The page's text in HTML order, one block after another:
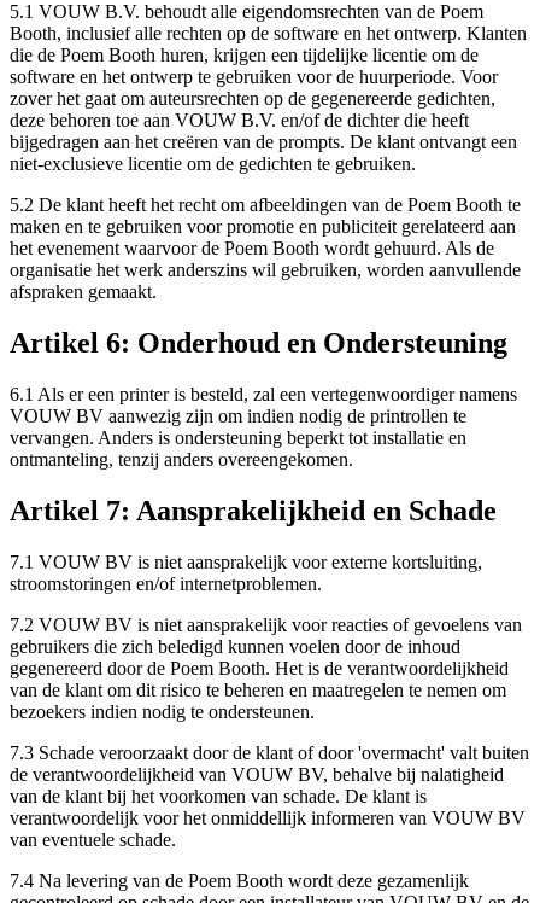
5.1 VOUW B.V. behoudt alle eigendomsrechten van de Poem
Booth, inclusief alle rechten op de software en het ontwerp. Klanten
die de Poem Booth huren, krijgen een tijdelijke licentie om de
software en het ontwerp te gebruiken voor de huurperiode. Voor
zover het gaat om auteursrechten op de gegenereerde gedichten,
deze behoren toe aan VOUW B.V. en/of de dichter die heeft
bijgedragen aan het creëren van de prompts. De klant ontvangt een
niet-exclusieve licentie om de gedichten te gebruiken.
5.2 De klant heeft het recht om afbeeldingen van de Poem Booth te
maken en te gebruiken voor promotie en publiciteit gerelateerd aan
het evenement waarvoor de Poem Booth wordt gehuurd. Als de
organisatie het werk anderszins wil gebruiken, worden aanvullende
afspraken gemaakt.
Artikel 6: Onderhoud en Ondersteuning
6.1 Als er een printer is besteld, zal een vertegenwoordiger namens
VOUW BV aanwezig zijn om indien nodig de printrollen te
vervangen. Anders is ondersteuning beperkt tot installatie en
ontmanteling, tenzij anders overeengekomen.
Artikel 7: Aansprakelijkheid en Schade
7.1 VOUW BV is niet aansprakelijk voor externe kortsluiting,
stroomstoringen en/of internetproblemen.
7.2 VOUW BV is niet aansprakelijk voor reacties of gevoelens van
gebruikers die zich beledigd kunnen voelen door de inhoud
gegenereerd door de Poem Booth. Het is de verantwoordelijkheid
van de klant om dit risico te beheren en maatregelen te nemen om
bezoekers indien nodig te ondersteunen.
7.3 Schade veroorzaakt door de klant of door 'overmacht' valt buiten
de verantwoordelijkheid van VOUW BV, behalve bij nalatigheid
van de klant bij het voorkomen van schade. De klant is
verantwoordelijk voor het onmiddellijk informeren van VOUW BV
van eventuele schade.
7.4 Na levering van de Poem Booth wordt deze gezamenlijk